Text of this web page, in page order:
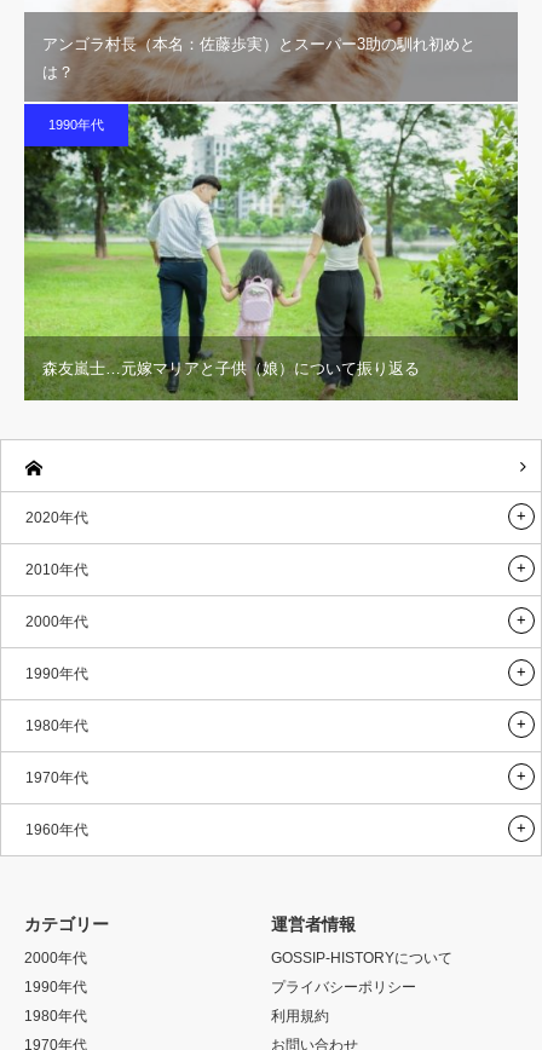
アンゴラ村長（本名：佐藤歩実）とスーパー3助の馴れ初めと
は？
1990年代
森友嵐士…元嫁マリアと子供（娘）について振り返る
2020年代
2010年代
2000年代
1990年代
1980年代
1970年代
1960年代
カテゴリー
2000年代
1990年代
1980年代
1970年代
運営者情報
GOSSIP-HISTORYについて
プライバシーポリシー
利用規約
お問い合わせ